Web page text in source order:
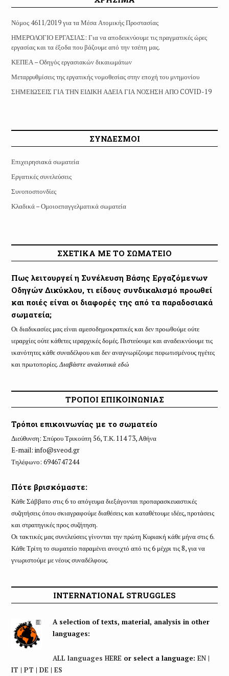
Νόμος 4611/2019 για τα Μέσα Ατομικής Προστασίας
ΗΜΕΡΟΛΟΓΙΟ ΕΡΓΑΣΙΑΣ: Για να αποδεικνύουμε τις πραγματικές ώρες
εργασίας και τα έξοδα που βάζουμε από την τσέπη μας.
ΚΕΠΕΑ – Οδηγός εργασιακών δικαιωμάτων
Μεταρρυθμίσεις της εργατικής νομοθεσίας στην εποχή του μνημονίου
ΣΗΜΕΙΩΣΕΙΣ ΓΙΑ ΤΗΝ ΕΙΔΙΚΗ ΑΔΕΙΑ ΓΙΑ ΝΟΣΗΣΗ ΑΠΟ COVID-19
ΣΥΝΔΕΣΜΟΙ
Επιχειρησιακά σωματεία
Εργατικές συνελεύσεις
Συνοποσπονδίες
Κλαδικά – Ομοιοεπαγγελματικά σωματεία
ΣΧΕΤΙΚΑ ΜΕ ΤΟ ΣΩΜΑΤΕΙΟ
Πως λειτουργεί η Συνέλευση Βάσης Εργαζόμενων
Οδηγών Δικύκλου, τι είδους συνδικαλισμό προωθεί
και ποιές είναι οι διαφορές της από τα παραδοσιακά
σωματεία;
Οι διαδικασίες μας είναι αμεσοδημοκρατικές και δεν προωθούμε ούτε
ιεραρχίες ούτε κάθετες ιεραρχικές δομές. Πιστεύουμε και αναδεικνύουμε τις
ικανότητες κάθε συναδέλφου και δεν αναγνωρίζουμε πεφωτισμένους ηγέτες
και πρωτοπορίες.Διαβάστε αναλυτικά εδώ
ΤΡΟΠΟΙ ΕΠΙΚΟΙΝΩΝΙΑΣ
Τρόποι επικοινωνίας με το σωματείο
Διεύθυνση: Σπύρου Τρικούπη 56, Τ.Κ. 114 73, Aθήνα
E-mail: info@sveod.gr
Τηλέφωνο: 6946747244
Πότε βρισκόμαστε:
Κάθε Σάββατο στις 6 το απόγευμα διεξάγονται προπαρασκευαστικές
συζητήσεις όπου σκιαγραφούμε διαθέσεις και καταθέτουμε ιδέες, προτάσεις
και στρατηγικές προς συζήτηση.
Οι τακτικές μας συνελεύσεις γίνονται την πρώτη Κυριακή κάθε μήνα στις 6.
Κάθε Τρίτη το σωματείο παραμένει ανοιχτό από τις 6 μέχρι τις 8, για να
γνωριστούμε με νέους συναδέλφους.
INTERNATIONAL STRUGGLES
A selection of texts, material, analysis in other
languages:
ALL languages HEREor select a language: EN|
IT | PT | DE | ES